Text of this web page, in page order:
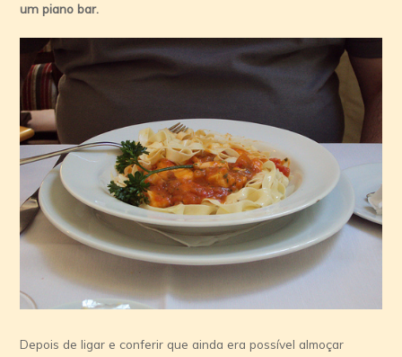
um piano bar.
Depois de ligar e conferir que ainda era possí­vel almoçar